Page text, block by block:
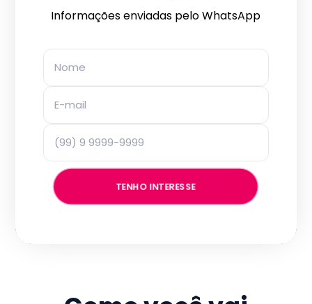
Informações enviadas pelo WhatsApp
TENHO INTERESSE